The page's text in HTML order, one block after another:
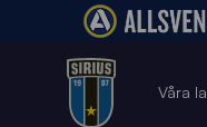
Våra